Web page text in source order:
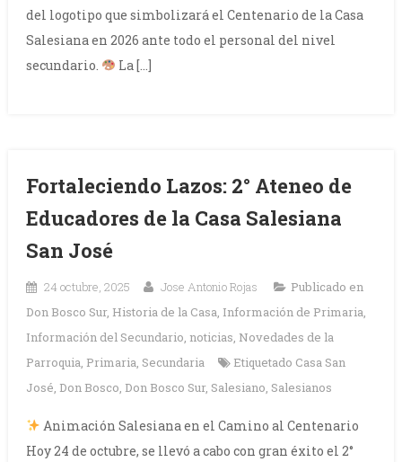
del logotipo que simbolizará el Centenario de la Casa
Salesiana en 2026 ante todo el personal del nivel
secundario.
La […]
Fortaleciendo Lazos: 2° Ateneo de
Educadores de la Casa Salesiana
San José
24 octubre, 2025 Jose Antonio Rojas
Publicado en
Don Bosco Sur, Historia de la Casa, Información de Primaria,
Información del Secundario, noticias, Novedades de la
Parroquia, Primaria, Secundaria Etiquetado Casa San
José, Don Bosco, Don Bosco Sur, Salesiano, Salesianos
Animación Salesiana en el Camino al Centenario
Hoy 24 de octubre, se llevó a cabo con gran éxito el 2°